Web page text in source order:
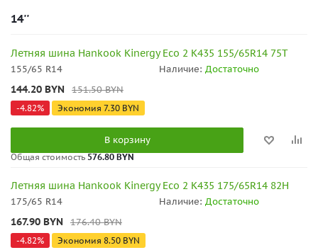
14''
Летняя шина Hankook Kinergy Eco 2 K435 155/65R14 75T
155/65 R14 Наличие: Достаточно
144.20 BYN 151.50BYN
-4.82% Экономия 7.30 BYN
В корзину
Общая стоимость 576.80 BYN
Летняя шина Hankook Kinergy Eco 2 K435 175/65R14 82H
175/65 R14 Наличие: Достаточно
167.90 BYN 176.40BYN
-4.82% Экономия 8.50 BYN